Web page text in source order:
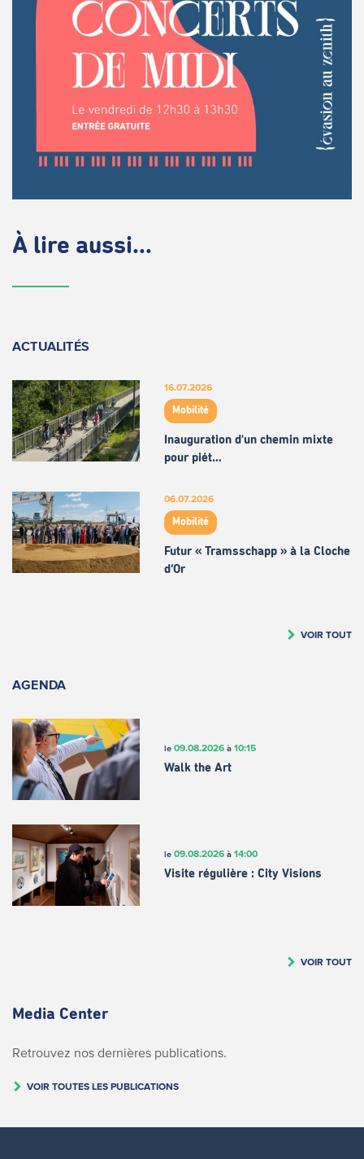
À lire aussi...
ACTUALITÉS
16.07.2026
Mobilité
Inauguration d'un chemin mixte
pour piét…
06.07.2026
Mobilité
Futur « Tramsschapp » à la Cloche
d’Or
VOIR TOUT
AGENDA
le 09.08.2026à 10:15
Walk the Art
le 09.08.2026à 14:00
Visite régulière : City Visions
VOIR TOUT
Media Center
Retrouvez nos dernières publications.
VOIR TOUTES LES PUBLICATIONS